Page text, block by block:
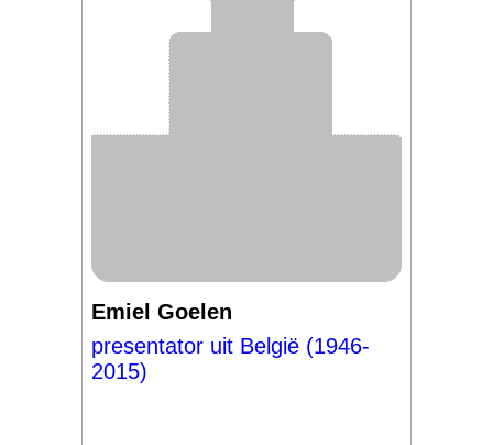
Emiel Goelen
presentator uit België (1946-
2015)